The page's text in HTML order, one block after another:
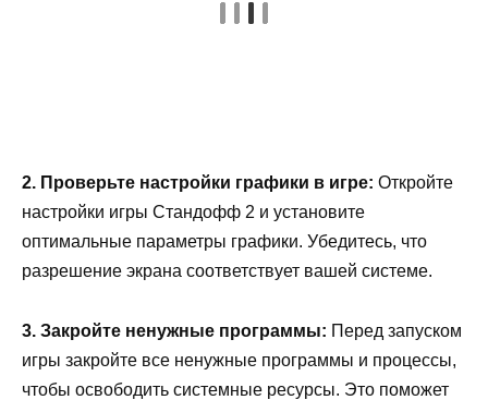
2. Проверьте настройки графики в игре: Откройте
настройки игры Стандофф 2 и установите
оптимальные параметры графики. Убедитесь, что
разрешение экрана соответствует вашей системе.
3. Закройте ненужные программы: Перед запуском
игры закройте все ненужные программы и процессы,
чтобы освободить системные ресурсы. Это поможет